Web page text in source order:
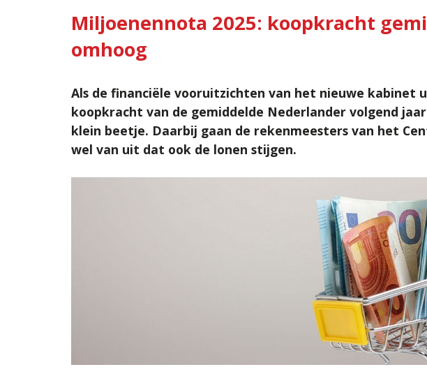
Miljoenennota 2025: koopkracht
omhoog
Als de financiële vooruitzichten van het nieuwe kabinet
koopkracht van de gemiddelde Nederlander volgend
klein beetje. Daarbij gaan de rekenmeesters van het
wel van uit dat ook de lonen stijgen.